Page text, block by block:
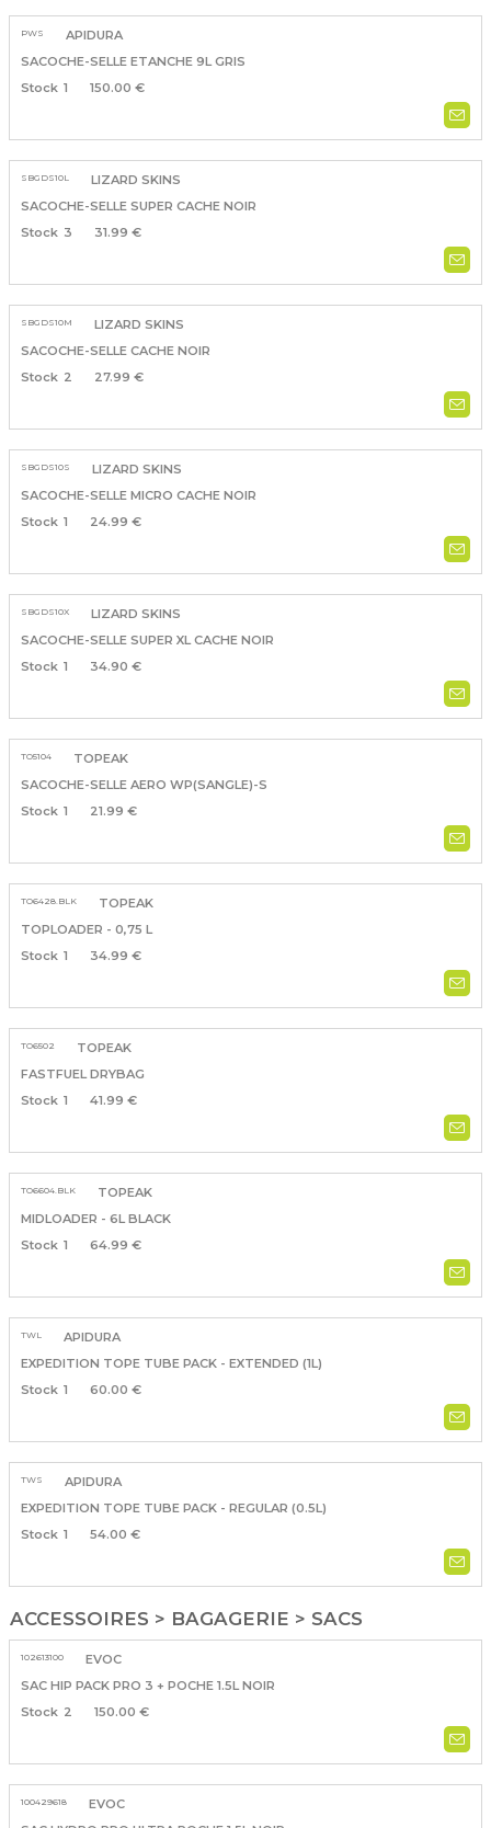
PWS
APIDURA
SACOCHE-SELLE ETANCHE 9L GRIS
1
150.00 €
SBGDS10L
LIZARD SKINS
SACOCHE-SELLE SUPER CACHE NOIR
3
31.99 €
SBGDS10M
LIZARD SKINS
SACOCHE-SELLE CACHE NOIR
2
27.99 €
SBGDS10S
LIZARD SKINS
SACOCHE-SELLE MICRO CACHE NOIR
1
24.99 €
SBGDS10X
LIZARD SKINS
SACOCHE-SELLE SUPER XL CACHE NOIR
1
34.90 €
TO5104
TOPEAK
SACOCHE-SELLE AERO WP(SANGLE)-S
1
21.99 €
TO6428.BLK
TOPEAK
TOPLOADER - 0,75 L
1
34.99 €
TO6502
TOPEAK
FASTFUEL DRYBAG
1
41.99 €
TO6604.BLK
TOPEAK
MIDLOADER - 6L BLACK
1
64.99 €
TWL
APIDURA
EXPEDITION TOPE TUBE PACK - EXTENDED (1L)
1
60.00 €
TWS
APIDURA
EXPEDITION TOPE TUBE PACK - REGULAR (0.5L)
1
54.00 €
ACCESSOIRES > BAGAGERIE > SACS
102613100
EVOC
SAC HIP PACK PRO 3 + POCHE 1.5L NOIR
2
150.00 €
100429618
EVOC